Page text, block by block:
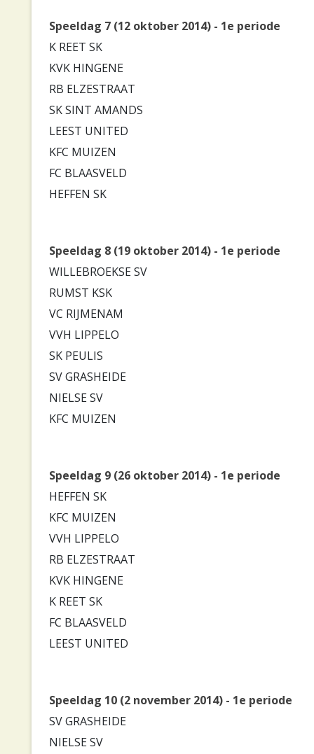
Speeldag 7 (12 oktober 2014) - 1e periode
K REET SK
KVK HINGENE
RB ELZESTRAAT
SK SINT AMANDS
LEEST UNITED
KFC MUIZEN
FC BLAASVELD
HEFFEN SK
Speeldag 8 (19 oktober 2014) - 1e periode
WILLEBROEKSE SV
RUMST KSK
VC RIJMENAM
VVH LIPPELO
SK PEULIS
SV GRASHEIDE
NIELSE SV
KFC MUIZEN
Speeldag 9 (26 oktober 2014) - 1e periode
HEFFEN SK
KFC MUIZEN
VVH LIPPELO
RB ELZESTRAAT
KVK HINGENE
K REET SK
FC BLAASVELD
LEEST UNITED
Speeldag 10 (2 november 2014) - 1e periode
SV GRASHEIDE
NIELSE SV